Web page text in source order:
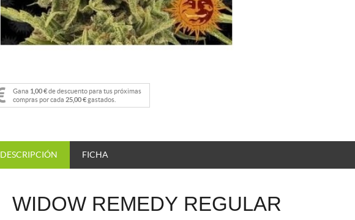
Gana 1,00 €de descuento para tus próximas
compras por cada 25,00 €gastados.
DESCRIPCIÓN FICHA
WIDOW REMEDY REGULAR